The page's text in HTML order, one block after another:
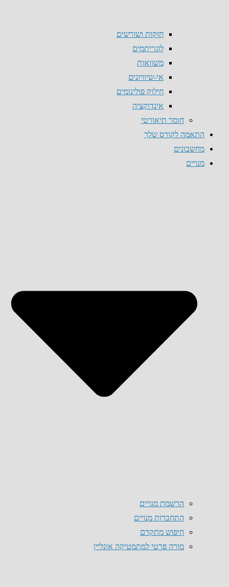
חזקות ושורשים
לוגריתמים
משוואות
אי-שיוויונים
חילוק פולינומים
אינדוקציה
חומר תיאורטי
התאמה לקורס שלך
מחשבונים
מנויים
הרשמת מנויים
התחברות מנויים
חיפוש מתקדם
מורה פרטי למתמטיקה אונליין